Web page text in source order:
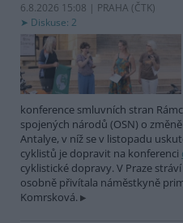
6.8.2026 15:08 | PRAHA (ČTK)
Diskuse: 2
konference smluvních stran
spojených národů (OSN) o
Antalye, v níž se v listopadu
cyklistů je dopravit na konferenci
cyklistické dopravy. V Praze
osobně přivítala náměstkyně
Komrsková.